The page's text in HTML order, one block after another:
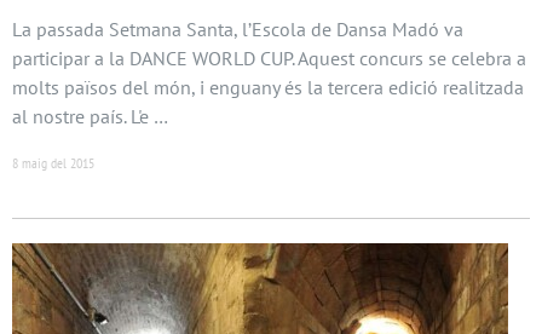
La passada Setmana Santa, l’Escola de Dansa Madó va
participar a la DANCE WORLD CUP. Aquest concurs se celebra a
molts països del món, i enguany és la tercera edició realitzada
al nostre país. L'e …
8 maig del 2015